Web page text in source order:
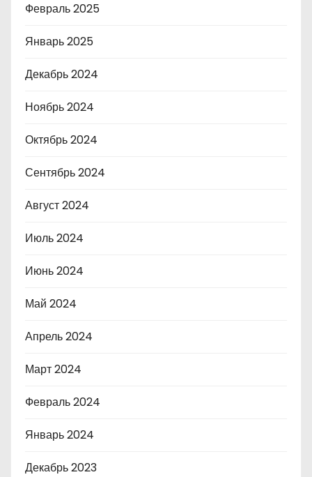
Февраль 2025
Январь 2025
Декабрь 2024
Ноябрь 2024
Октябрь 2024
Сентябрь 2024
Август 2024
Июль 2024
Июнь 2024
Май 2024
Апрель 2024
Март 2024
Февраль 2024
Январь 2024
Декабрь 2023